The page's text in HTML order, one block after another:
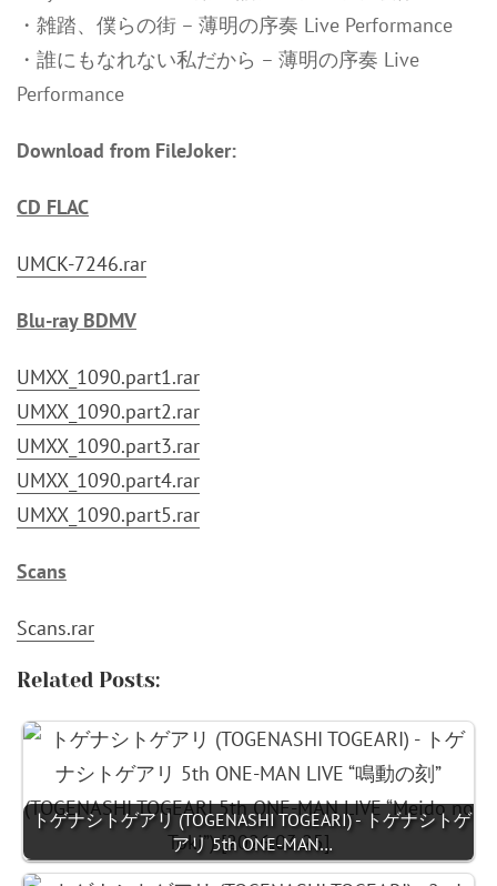
・雑踏、僕らの街 – 薄明の序奏 Live Performance
・誰にもなれない私だから – 薄明の序奏 Live
Performance
Download from FileJoker:
CD FLAC
UMCK-7246.rar
Blu-ray BDMV
UMXX_1090.part1.rar
UMXX_1090.part2.rar
UMXX_1090.part3.rar
UMXX_1090.part4.rar
UMXX_1090.part5.rar
Scans
Scans.rar
Related Posts:
トゲナシトゲアリ (TOGENASHI TOGEARI) - トゲナシトゲ
アリ 5th ONE-MAN…